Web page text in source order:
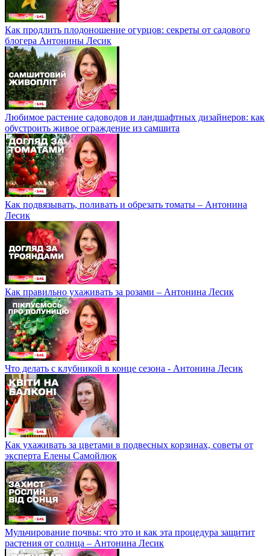
Как продлить плодоношение огурцов: секреты от садового
блогера Антонины Лесик
Любимое растение садоводов и ландшафтных дизайнеров: как
обустроить живое ограждение из самшита
Как подвязывать, поливать и обрезать томаты – Антонина
Лесик
Как правильно ухаживать за розами – Антонина Лесик
Что делать с клубникой в конце сезона - Антонина Лесик
Как ухаживать за цветами в подвесных корзинах, советы от
эксперта Елены Самойлюк
Мульчирование почвы: что это и как эта процедура защитит
растения от солнца – Антонина Лесик